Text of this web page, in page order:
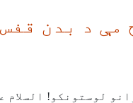
مې د بدن
لوستونکو!